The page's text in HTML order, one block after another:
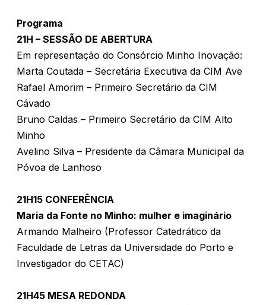
Programa
21H – SESSÃO DE ABERTURA
Em representação do Consórcio Minho Inovação:
Marta Coutada – Secretária Executiva da CIM Ave
Rafael Amorim – Primeiro Secretário da CIM
Cávado
Bruno Caldas – Primeiro Secretário da CIM Alto
Minho
Avelino Silva – Presidente da Câmara Municipal da
Póvoa de Lanhoso
21H15 CONFERÊNCIA
Maria da Fonte no Minho: mulher e imaginário
Armando Malheiro (Professor Catedrático da
Faculdade de Letras da Universidade do Porto e
Investigador do CETAC)
21H45 MESA REDONDA